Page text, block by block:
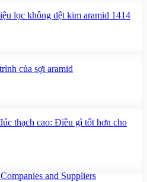
lọc không dệt kim aramid 1414
của sợi aramid
thạch cao: Điều gì tốt hơn cho